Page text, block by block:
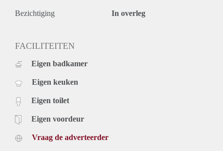
Bezichtiging In overleg
FACILITEITEN
Eigen badkamer
Eigen keuken
Eigen toilet
Eigen voordeur
Vraag de adverteerder